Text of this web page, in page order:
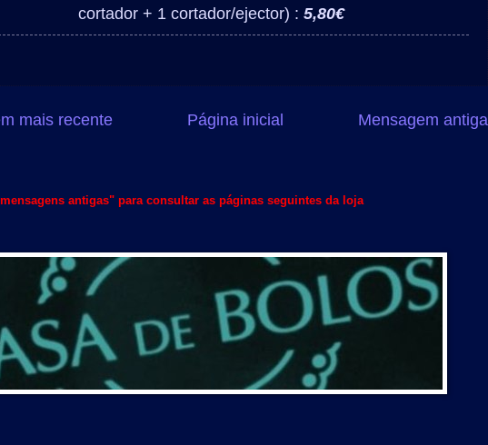
cortador + 1 cortador/ejector) : 5,80€
mais recente Mensagem antiga
Página inicial
antigas" para consultar as páginas seguintes da loja